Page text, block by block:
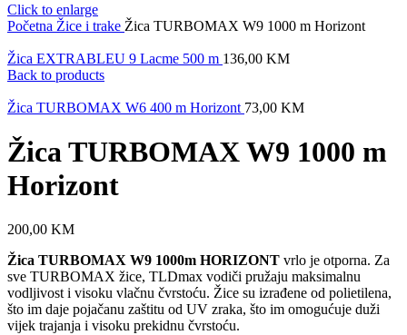
Click to enlarge
Početna Žice i trake Žica TURBOMAX W9 1000 m Horizont
Žica EXTRABLEU 9 Lacme 500 m 136,00 KM
Back to products
Žica TURBOMAX W6 400 m Horizont 73,00 KM
Žica TURBOMAX W9 1000 m
Horizont
200,00 KM
Žica TURBOMAX W9 1000m HORIZONT vrlo je otporna. Za
sve TURBOMAX žice, TLDmax vodiči pružaju maksimalnu
vodljivost i visoku vlačnu čvrstoću. Žice su izrađene od polietilena,
što im daje pojačanu zaštitu od UV zraka, što im omogućuje duži
vijek trajanja i visoku prekidnu čvrstoću.